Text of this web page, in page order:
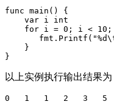
func main() {
    var i int
for i = 0; i < 10;
    }
以上实例执行输出结果为